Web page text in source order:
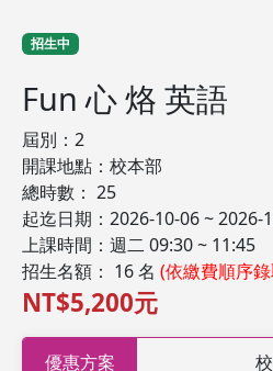
招生中
Fun 心 烙 英語
屆別：2
開課地點：校本部
總時數： 25
起迄日期：2026-10-06 ~ 2026-
上課時間：週二 09:30 ~ 11:45
招生名額： 16 名 (依繳費順序
NT$5,200元
優惠方案